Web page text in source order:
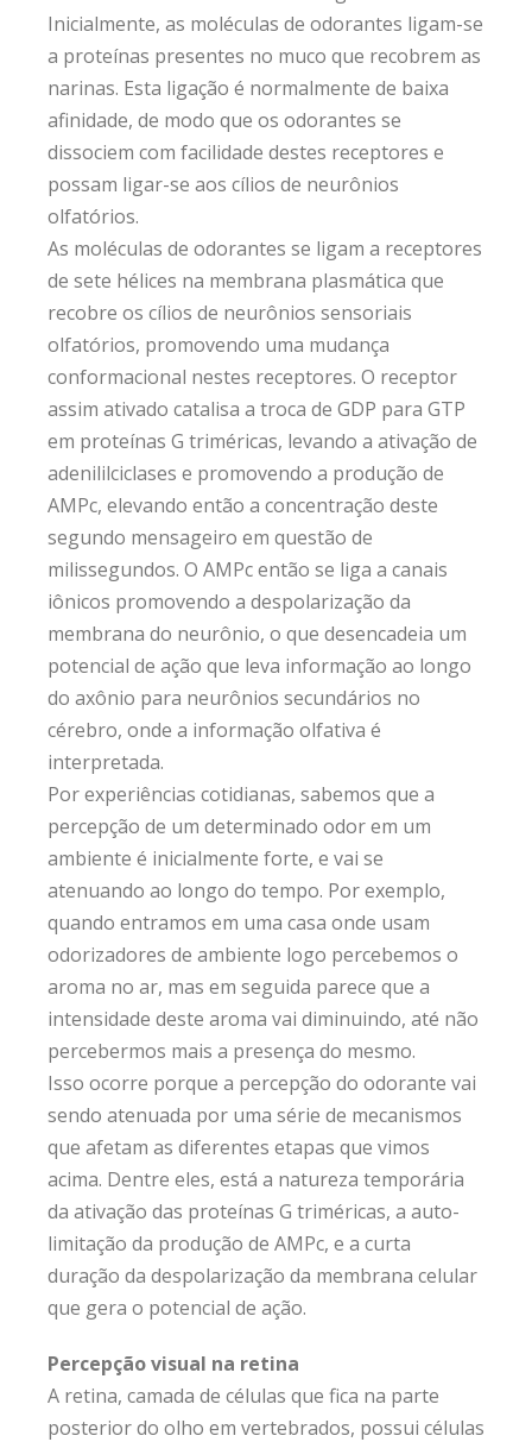
Inicialmente, as moléculas de odorantes ligam-se
a proteínas presentes no muco que recobrem as
narinas. Esta ligação é normalmente de baixa
afinidade, de modo que os odorantes se
dissociem com facilidade destes receptores e
possam ligar-se aos cílios de neurônios
olfatórios.
As moléculas de odorantes se ligam a receptores
de sete hélices na membrana plasmática que
recobre os cílios de neurônios sensoriais
olfatórios, promovendo uma mudança
conformacional nestes receptores. O receptor
assim ativado catalisa a troca de GDP para GTP
em proteínas G triméricas, levando a ativação de
adenililciclases e promovendo a produção de
AMPc, elevando então a concentração deste
segundo mensageiro em questão de
milissegundos. O AMPc então se liga a canais
iônicos promovendo a despolarização da
membrana do neurônio, o que desencadeia um
potencial de ação que leva informação ao longo
do axônio para neurônios secundários no
cérebro, onde a informação olfativa é
interpretada.
Por experiências cotidianas, sabemos que a
percepção de um determinado odor em um
ambiente é inicialmente forte, e vai se
atenuando ao longo do tempo. Por exemplo,
quando entramos em uma casa onde usam
odorizadores de ambiente logo percebemos o
aroma no ar, mas em seguida parece que a
intensidade deste aroma vai diminuindo, até não
percebermos mais a presença do mesmo.
Isso ocorre porque a percepção do odorante vai
sendo atenuada por uma série de mecanismos
que afetam as diferentes etapas que vimos
acima. Dentre eles, está a natureza temporária
da ativação das proteínas G triméricas, a auto-
limitação da produção de AMPc, e a curta
duração da despolarização da membrana celular
que gera o potencial de ação.
Percepção visual na retina
A retina, camada de células que fica na parte
posterior do olho em vertebrados, possui células